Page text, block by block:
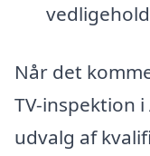
Når det
TV-inspektion
udvalg af